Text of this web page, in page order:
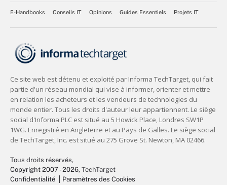
E-Handbooks Conseils IT Opinions Guides Essentiels Projets IT
Tous droits réservés,
Copyright 2007 - 2026, TechTarget
Confidentialité
Paramètres des Cookies